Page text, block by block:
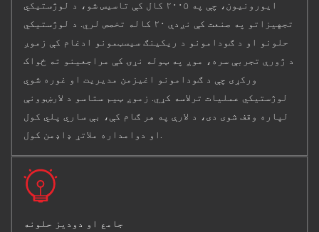
ایورونیون، چې په ۲۰۰۵ کال کې تاسیس شو، د لوژستیکي
تجهیزاتو په صنعت کې نږدې ۲۰ کاله تخصص لري. د لوژستیکي
حلونو او د ګودامونو د ریکینګ سیسټمونو ادغام کې زموږ
د ژورې تجربې سره، موږ په ټوله نړۍ کې مراجعینو ته ځواک
ورکړی چې د ګودامونو اغیزمن مدیریت او غوره شوي
لوژستیکي عملیات ترلاسه کړي. زموږ ټیم ستاسو د لارښوونې
لپاره وقف شوی دی، د لارې په هر ګام کې، بې ساري پلي کول
او دوامداره ملاتړ ډاډمن کول.
جامع او دودیز حلونه